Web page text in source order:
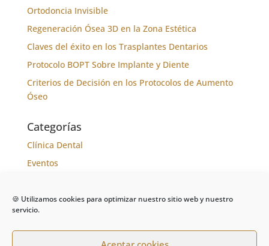
🍪 Utilizamos cookies para optimizar nuestro sitio web y nuestro
servicio.
Ortodoncia Invisible
Regeneración Ósea 3D en la Zona Estética
Claves del éxito en los Trasplantes Dentarios
Protocolo BOPT Sobre Implante y Diente
Criterios de Decisión en los Protocolos de Aumento
Óseo
Categorías
Clínica Dental
Eventos
Noticias